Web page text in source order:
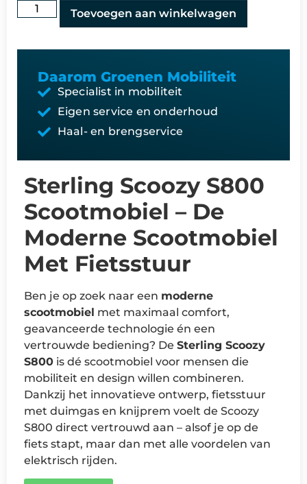
Toevoegen aan winkelwagen
Daarom Groenen Mobiliteit
Specialist in mobiliteit
Eigen service en onderhoud
Haal- en brengservice
Sterling Scoozy S800
Scootmobiel – De
Moderne Scootmobiel
Met Fietsstuur
Ben je op zoek naar een moderne
scootmobiel met maximaal comfort,
geavanceerde technologie én een
vertrouwde bediening? De Sterling Scoozy
S800 is dé scootmobiel voor mensen die
mobiliteit en design willen combineren.
Dankzij het innovatieve ontwerp, fietsstuur
met duimgas en knijprem voelt de Scoozy
S800 direct vertrouwd aan – alsof je op de
fiets stapt, maar dan met alle voordelen van
elektrisch rijden.